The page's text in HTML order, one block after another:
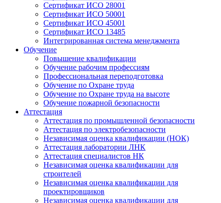
Сертификат ИСО 28001
Сертификат ИСО 50001
Сертификат ИСО 45001
Сертификат ИСО 13485
Интегрированная система менеджмента
Обучение
Повышение квалификации
Обучение рабочим профессиям
Профессиональная переподготовка
Обучение по Охране труда
Обучение по Охране труда на высоте
Обучение пожарной безопасности
Аттестация
Аттестация по промышленной безопасности
Аттестация по электробезопасности
Независимая оценка квалификации (НОК)
Аттестация лаборатории ЛНК
Аттестация специалистов НК
Независимая оценка квалификации для
строителей
Независимая оценка квалификации для
проектировщиков
Независимая оценка квалификации для